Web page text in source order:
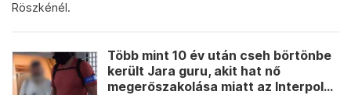
Röszkénél.
Több mint 10 év után cseh börtönbe
került Jara guru, akit hat nő
megerőszakolása miatt az Interpol...